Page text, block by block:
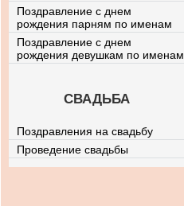
Поздравление с днем
рождения парням по именам
Поздравление с днем
рождения девушкам по именам
СВАДЬБА
Поздравления на свадьбу
Проведение свадьбы